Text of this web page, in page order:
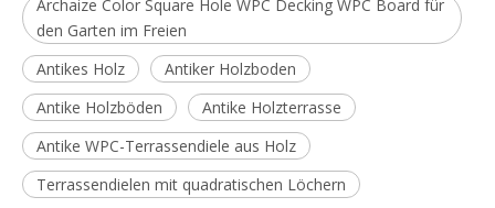
Archaize Color Square Hole WPC Decking WPC Board für
den Garten im Freien
Antikes Holz
Antiker Holzboden
Antike Holzböden
Antike Holzterrasse
Antike WPC-Terrassendiele aus Holz
Terrassendielen mit quadratischen Löchern